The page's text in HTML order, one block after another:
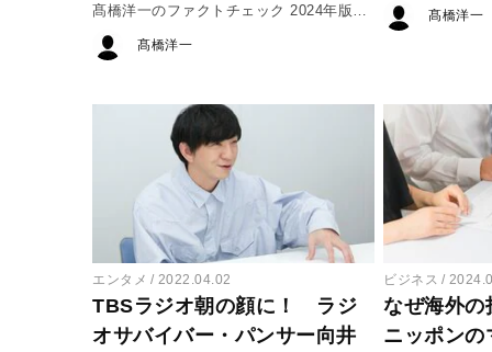
髙橋洋一のファクトチェック 2024年版
#1
髙橋洋一
#2
髙橋洋一
エンタメ 2022.04.02
TBSラジオ朝の顔に！ ラジ
オサバイバー・パンサー向井
ビジネス
なぜ海外の
ニッポンの